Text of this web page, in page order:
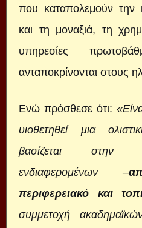
που καταπολεμούν την
και τη μοναξιά, τη
υπηρεσίες
ανταποκρίνονται στους
Ενώ πρόσθεσε ότι:
υιοθετηθεί μια
βασίζεται στην
ενδιαφερομένων –
περιφερειακό και
συμμετοχή